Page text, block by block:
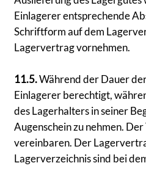
Einlagerer entsprechende
Schriftform auf dem
Lagervertrag vornehmen.
11.5.Während der Dauer
Einlagerer berechtigt,
des Lagerhalters in seiner
Augenschein zu nehmen.
vereinbaren. Der
Lagerverzeichnis sind bei